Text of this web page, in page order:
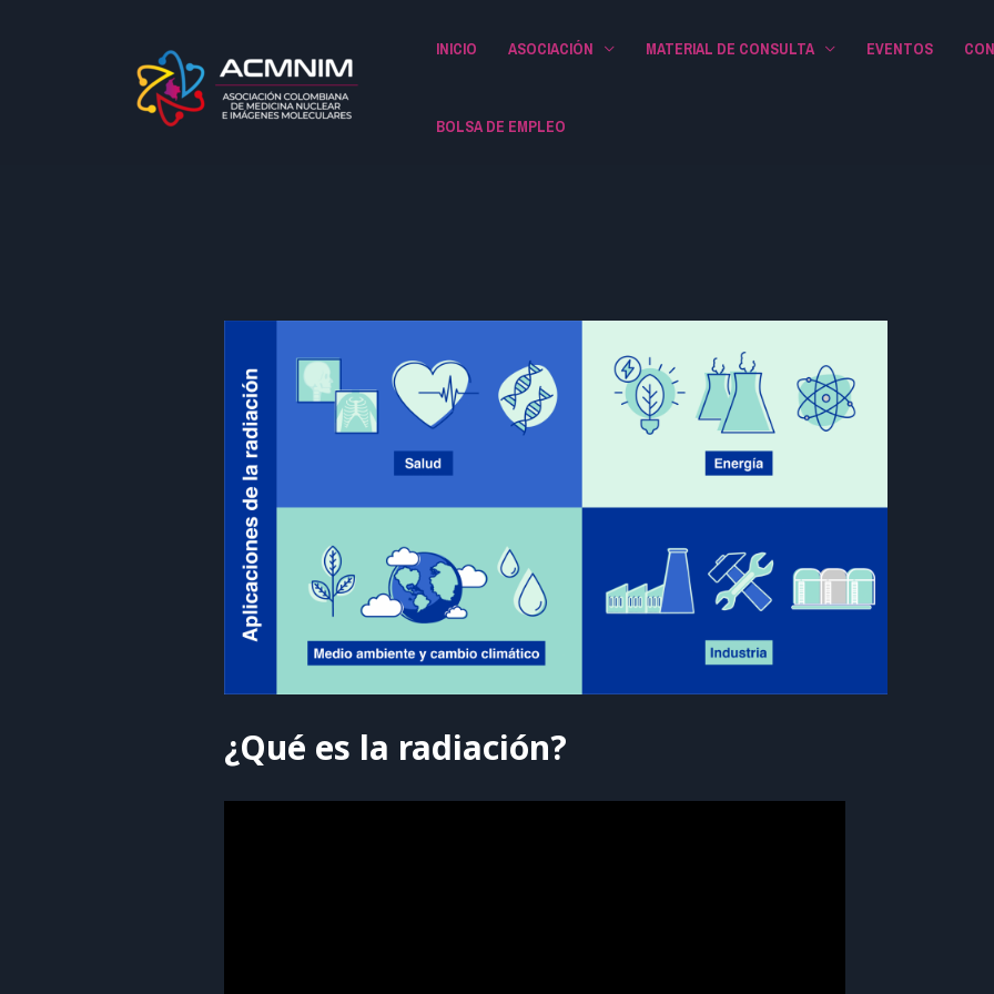
INICIO ASOCIACIÓN MATERIAL DE CONSULTA EVENTOS
BOLSA DE EMPLEO
¿Qué es la radiación?